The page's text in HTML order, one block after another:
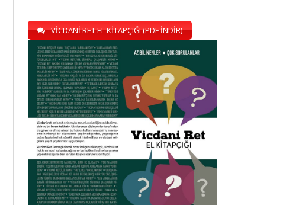
VİCDANİ RET EL KİTAPÇIĞI (PDF İNDİR)